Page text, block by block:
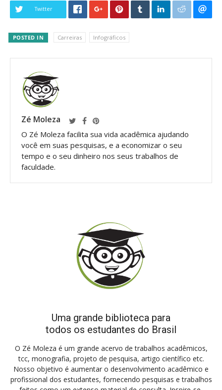
Twitter
POSTED IN Carreiras Infográficos
Zé Moleza
O Zé Moleza facilita sua vida acadêmica ajudando
você em suas pesquisas, e a economizar o seu
tempo e o seu dinheiro nos seus trabalhos de
faculdade.
Uma grande biblioteca para
todos os estudantes do Brasil
O Zé Moleza é um grande acervo de trabalhos acadêmicos,
tcc, monografia, projeto de pesquisa, artigo científico etc.
Nosso objetivo é aumentar o desenvolvimento acadêmico e
profissional dos estudantes, fornecendo pesquisas e trabalhos